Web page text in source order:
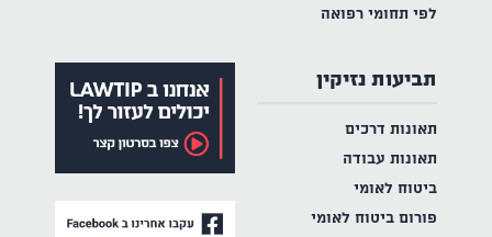
לפי תחומי רפואה
תביעות נזיקין
תאונות דרכים
תאונות עבודה
ביטוח לאומי
פורום ביטוח לאומי